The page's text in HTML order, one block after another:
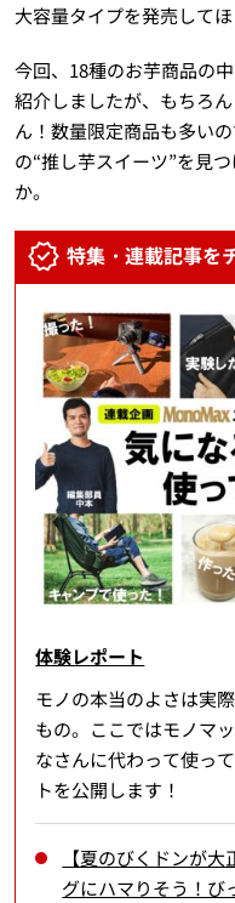
大容量タイプを発売してほ
今回、18種のお芋商品の
紹介しましたが、もちろ
ん！数量限定商品も多い
の“推し芋スイーツ”を見
か。
特集・連載記事を
体験レポート
モノの本当のよさは実
もの。ここではモノマ
なさんに代わって使っ
トを公開します！
【夏のびくドンが
グにハマりそう！び